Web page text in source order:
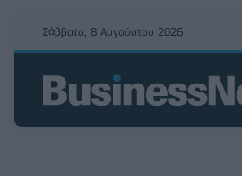
Σάββατο, 8 Αυγούστου 2026